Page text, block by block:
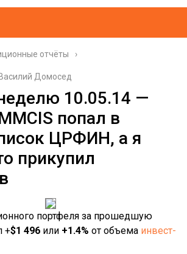
отчёты
Василий Домосед
10.05.14 —
попал в
ЦРФИН, а я
прикупил
портфеля за прошедшую
+$1 496 или +1.4% от объема инвест-